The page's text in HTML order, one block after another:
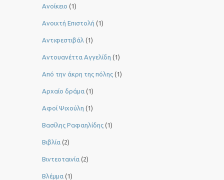
Ανοίκειο (1)
Ανοιχτή Επιστολή (1)
Αντιφεστιβάλ (1)
Αντουανέττα Αγγελίδη (1)
Από την άκρη της πόλης (1)
Αρχαίο δράμα (1)
Αφοί Ψιχούλη (1)
Βασίλης Ραφαηλίδης (1)
Βιβλία (2)
Βιντεοταινία (2)
Βλέμμα (1)